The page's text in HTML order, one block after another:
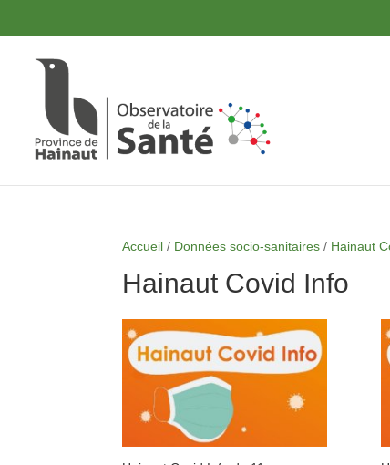
content
Accueil / Données socio-sanitaires / Hainaut
Hainaut Covid Info